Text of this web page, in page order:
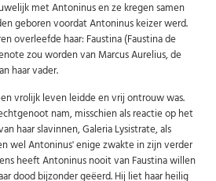
u op onze nieuwsbrief
onze gratis nieuwsbrief en ontvang
van de nieuwste munten en
speciale aanbiedingen.
AANMELDEN
met Antoninus en ze kregen samen
geboren voordat Antoninus keizer werd.
overleefde haar: Faustina (Faustina de
zou worden van Marcus Aurelius, de
haar vader.
vrolijk leven leidde en vrij ontrouw was.
nam, misschien als reactie op het
haar slavinnen, Galeria Lysistrate, als
wel Antoninus' enige zwakte in zijn verder
heeft Antoninus nooit van Faustina willen
dood bijzonder geëerd. Hij liet haar heilig